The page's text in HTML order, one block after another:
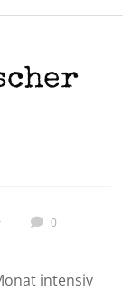
0
intensiv